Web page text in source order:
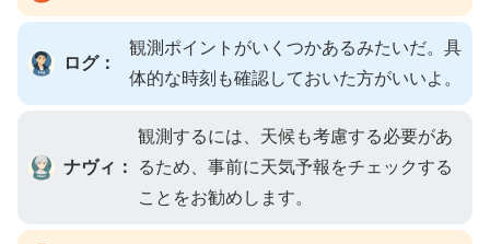
ログ：
観測ポイントがいくつかあるみたいだ。具
体的な時刻も確認しておいた方がいいよ。
ナヴィ：
観測するには、天候も考慮する必要があ
るため、事前に天気予報をチェックする
ことをお勧めします。